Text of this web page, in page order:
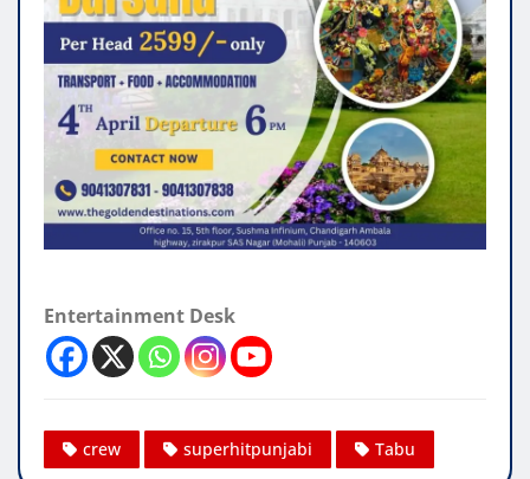
Entertainment Desk
crew superhitpunjabi Tabu